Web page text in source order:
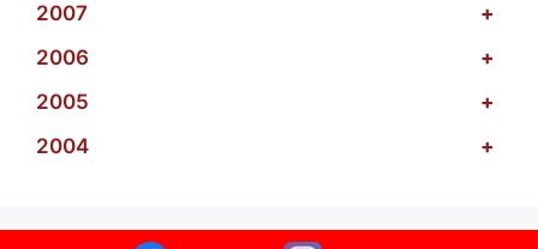
2007
+
2006
+
2005
+
2004
+